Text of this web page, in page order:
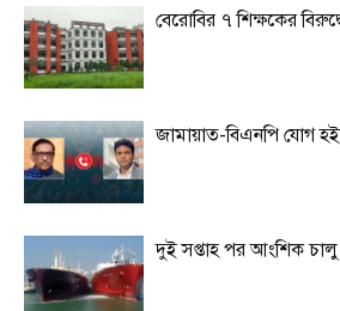
বেরোবির ৭ শিক্ষকের
জামায়াত-বিএনপি যোগ
দুই সপ্তাহ পর আংশিক